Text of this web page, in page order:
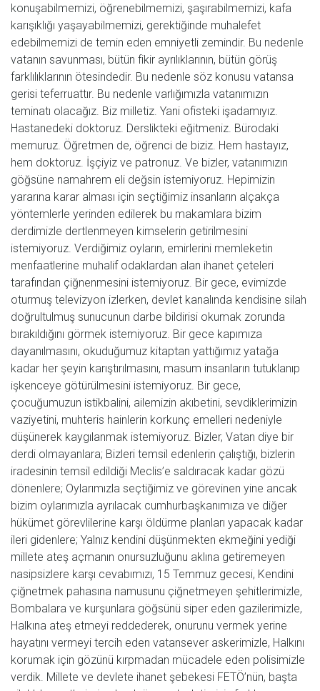
konuşabilmemizi, öğrenebilmemizi, şaşırabilmemizi, kafa
karışıklığı yaşayabilmemizi, gerektiğinde muhalefet
edebilmemizi de temin eden emniyetli zemindir. Bu nedenle
vatanın savunması, bütün fikir ayrılıklarının, bütün görüş
farklılıklarının ötesindedir. Bu nedenle söz konusu vatansa
gerisi teferruattır. Bu nedenle varlığımızla vatanımızın
teminatı olacağız. Biz milletiz. Yani ofisteki işadamıyız.
Hastanedeki doktoruz. Derslikteki eğitmeniz. Bürodaki
memuruz. Öğretmen de, öğrenci de biziz. Hem hastayız,
hem doktoruz. İşçiyiz ve patronuz. Ve bizler, vatanımızın
göğsüne namahrem eli değsin istemiyoruz. Hepimizin
yararına karar alması için seçtiğimiz insanların alçakça
yöntemlerle yerinden edilerek bu makamlara bizim
derdimizle dertlenmeyen kimselerin getirilmesini
istemiyoruz. Verdiğimiz oyların, emirlerini memleketin
menfaatlerine muhalif odaklardan alan ihanet çeteleri
tarafından çiğnenmesini istemiyoruz. Bir gece, evimizde
oturmuş televizyon izlerken, devlet kanalında kendisine silah
doğrultulmuş sunucunun darbe bildirisi okumak zorunda
bırakıldığını görmek istemiyoruz. Bir gece kapımıza
dayanılmasını, okuduğumuz kitaptan yattığımız yatağa
kadar her şeyin karıştırılmasını, masum insanların tutuklanıp
işkenceye götürülmesini istemiyoruz. Bir gece,
çocuğumuzun istikbalini, ailemizin akıbetini, sevdiklerimizin
vaziyetini, muhteris hainlerin korkunç emelleri nedeniyle
düşünerek kaygılanmak istemiyoruz. Bizler, Vatan diye bir
derdi olmayanlara; Bizleri temsil edenlerin çalıştığı, bizlerin
iradesinin temsil edildiği Meclis’e saldıracak kadar gözü
dönenlere; Oylarımızla seçtiğimiz ve görevinen yine ancak
bizim oylarımızla ayrılacak cumhurbaşkanımıza ve diğer
hükümet görevlilerine karşı öldürme planları yapacak kadar
ileri gidenlere; Yalnız kendini düşünmekten ekmeğini yediği
millete ateş açmanın onursuzluğunu aklına getiremeyen
nasipsizlere karşı cevabımızı, 15 Temmuz gecesi, Kendini
çiğnetmek pahasına namusunu çiğnetmeyen şehitlerimizle,
Bombalara ve kurşunlara göğsünü siper eden gazilerimizle,
Halkına ateş etmeyi reddederek, onurunu vermek yerine
hayatını vermeyi tercih eden vatansever askerimizle, Halkını
korumak için gözünü kırpmadan mücadele eden polisimizle
verdik. Millete ve devlete ihanet şebekesi FETÖ’nün, başta